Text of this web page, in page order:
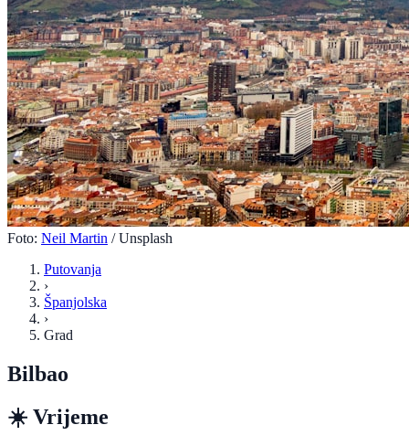
Foto: Neil Martin / Unsplash
Putovanja
›
Španjolska
›
Grad
Bilbao
☀️ Vrijeme